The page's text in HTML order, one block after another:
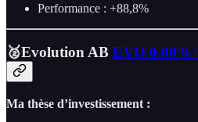
Performance : +88,8%
🥈Evolution AB EVO 0.00%↑
Ma thèse d’investissement :